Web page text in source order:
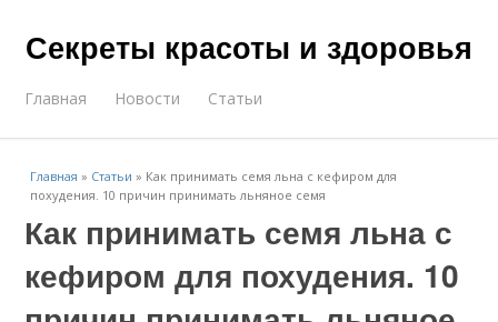
Секреты красоты и здоровья
Главная Новости Статьи
Главная » Статьи » Как принимать семя льна с кефиром для
похудения. 10 причин принимать льняное семя
Как принимать семя льна с
кефиром для похудения. 10